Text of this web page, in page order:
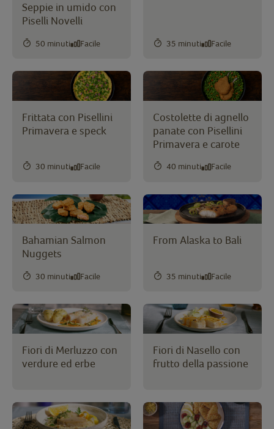
Seppie in umido con
Piselli Novelli
50 minuti Facile 35 minuti Facile
Frittata con Pisellini
Primavera e speck
30 minuti Facile
Costolette di agnello
panate con Pisellini
Primavera e carote
40 minuti Facile
Bahamian Salmon
Nuggets
30 minuti Facile
From Alaska to Bali
35 minuti Facile
Fiori di Merluzzo con
verdure ed erbe
Fiori di Nasello con
frutto della passione